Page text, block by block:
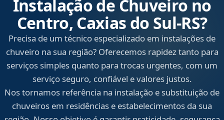
Instalação de Chuveiro no
Centro, Caxias do Sul‑RS?
Precisa de um técnico especializado em instalações de
chuveiro na sua região? Oferecemos rapidez tanto para
serviços simples quanto para trocas urgentes, com um
serviço seguro, confiável e valores justos.
Nos tornamos referência na instalação e substituição de
chuveiros em residências e estabelecimentos da sua